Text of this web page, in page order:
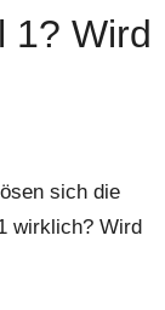
1? Wird
sich die
wirklich? Wird